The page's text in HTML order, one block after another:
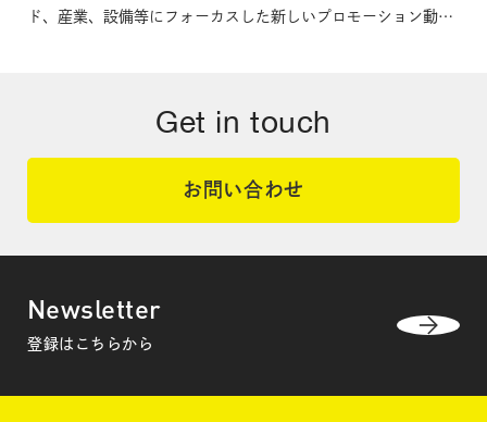
ド、産業、設備等にフォーカスした新しいプロモーション動画
Get in touch
お問い合わせ
Newsletter
登録はこちらから